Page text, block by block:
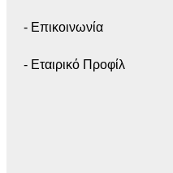
- Επικοινωνία
- Εταιρικό Προφίλ